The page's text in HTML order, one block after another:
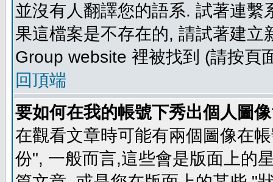
並沒有人翻譯您的語系. 試著連
果這檔案是不存在的, 請試著建
Group website 裡被找到 (請按頁
回頂端
要如何在我的帳號下秀出個人圖
在觀看文章時可能有兩個圖像在
份", 一般而言,這些會是版面上的